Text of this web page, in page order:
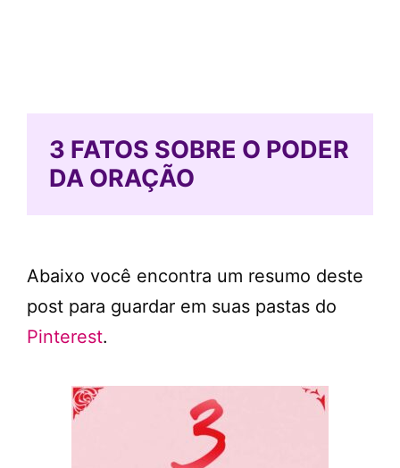
3 FATOS SOBRE O PODER
DA ORAÇÃO
Abaixo você encontra um resumo deste
post para guardar em suas pastas do
Pinterest.